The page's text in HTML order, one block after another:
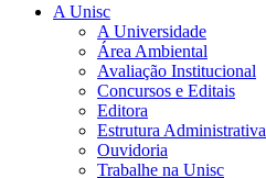
A Unisc
A Universidade
Área Ambiental
Avaliação Institucional
Concursos e Editais
Editora
Estrutura Administrativa
Ouvidoria
Trabalhe na Unisc